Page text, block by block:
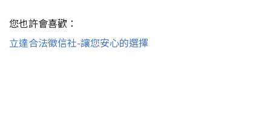
您也許會喜歡：
立達合法徵信社-讓您安心的選擇